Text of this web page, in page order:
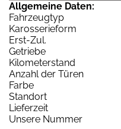
Allgemeine Daten:
Fahrzeugtyp
Karosserieform
Erst-Zul.
Getriebe
Kilometerstand
Anzahl der Türen
Farbe
Standort
Lieferzeit
Unsere Nummer